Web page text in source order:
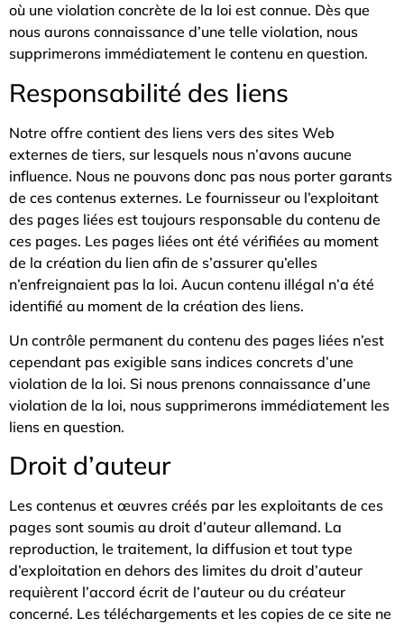
où une violation concrète de la loi est connue. Dès que
nous aurons connaissance d’une telle violation, nous
supprimerons immédiatement le contenu en question.
Responsabilité des liens
Notre offre contient des liens vers des sites Web
externes de tiers, sur lesquels nous n’avons aucune
influence. Nous ne pouvons donc pas nous porter garants
de ces contenus externes. Le fournisseur ou l’exploitant
des pages liées est toujours responsable du contenu de
ces pages. Les pages liées ont été vérifiées au moment
de la création du lien afin de s’assurer qu’elles
n’enfreignaient pas la loi. Aucun contenu illégal n’a été
identifié au moment de la création des liens.
Un contrôle permanent du contenu des pages liées n’est
cependant pas exigible sans indices concrets d’une
violation de la loi. Si nous prenons connaissance d’une
violation de la loi, nous supprimerons immédiatement les
liens en question.
Droit d’auteur
Les contenus et œuvres créés par les exploitants de ces
pages sont soumis au droit d’auteur allemand. La
reproduction, le traitement, la diffusion et tout type
d’exploitation en dehors des limites du droit d’auteur
requièrent l’accord écrit de l’auteur ou du créateur
concerné. Les téléchargements et les copies de ce site ne